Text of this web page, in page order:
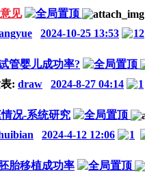
见
2024-10-25 13:53 12
管婴儿成功率?
: draw 2024-8-27 04:14 1
况-系统研究
2024-4-12 12:06 1
胎移植成功率